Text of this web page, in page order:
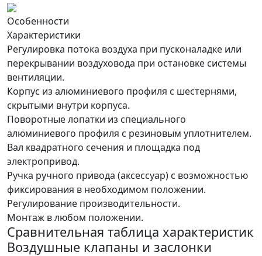
Особенности
Характеристики
Регулировка потока воздуха при пусконаладке или
перекрывании воздуховода при остановке системы
вентиляции.
Корпус из алюминиевого профиля с шестернями,
скрытыми внутри корпуса.
Поворотные лопатки из специального
алюминиевого профиля с резиновым уплотнителем.
Вал квадратного сечения и площадка под
электропривод.
Ручка ручного привода (аксессуар) с возможностью
фиксирования в необходимом положении.
Регулирование производительности.
Монтаж в любом положении.
Сравнительная таблица характеристик
Воздушные клапаны и заслонки